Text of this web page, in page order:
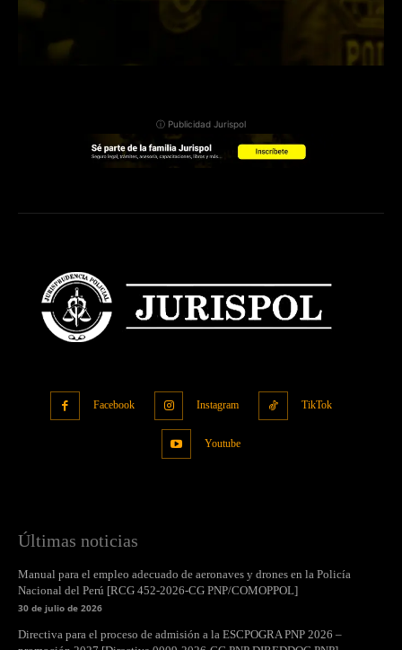
ⓘ Publicidad Jurispol
Facebook Instagram TikTok
Youtube
Últimas noticias
Manual para el empleo adecuado de aeronaves y drones en la Policía
Nacional del Perú [RCG 452-2026-CG PNP/COMOPPOL]
30 de julio de 2026
Directiva para el proceso de admisión a la ESCPOGRA PNP 2026 –